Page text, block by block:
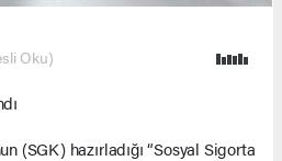
Oku)
(SGK) hazırladığı “Sosyal Sigorta